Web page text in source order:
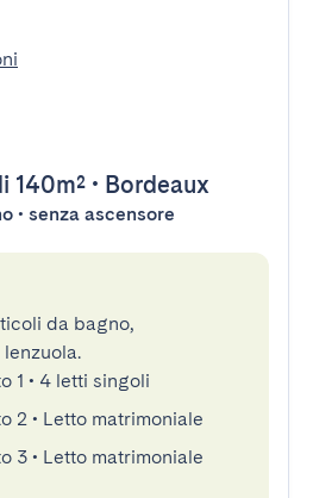
140m² • Bordeaux
• senza ascensore
da bagno,
1 • 4 letti singoli
2 • Letto matrimoniale
3 • Letto matrimoniale